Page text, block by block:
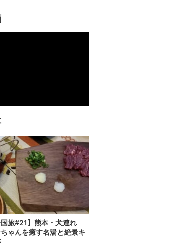
国旅#21】熊本・犬連れ
ゃんを癒す名湯と絶景キ